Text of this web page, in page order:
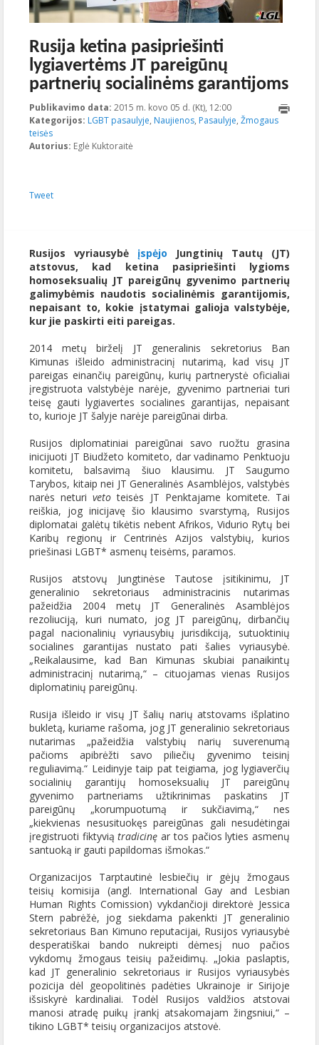
Rusija ketina pasipriešinti
lygiavertėms JT pareigūnų
partnerių socialinėms garantijoms
Publikavimo data: 2015 m. kovo 05 d. (Kt), 12:00
16T21:16:35+00:00
Kategorijos: LGBT pasaulyje, Naujienos, Pasaulyje, Žmogaus
teisės
Autorius: Eglė Kuktoraitė
Tweet
Rusijos vyriausybė įspėjo Jungtinių Tautų (JT)
atstovus, kad ketina pasipriešinti lygioms
homoseksualių JT pareigūnų gyvenimo partnerių
galimybėmis naudotis socialinėmis garantijomis,
nepaisant to, kokie įstatymai galioja valstybėje,
kur jie paskirti eiti pareigas.
2014 metų birželį JT generalinis sekretorius Ban
Kimunas išleido administracinį nutarimą, kad visų JT
pareigas einančių pareigūnų, kurių partnerystė oficialiai
įregistruota valstybėje narėje, gyvenimo partneriai turi
teisę gauti lygiavertes socialines garantijas, nepaisant
to, kurioje JT šalyje narėje pareigūnai dirba.
Rusijos diplomatiniai pareigūnai savo ruožtu grasina
inicijuoti JT Biudžeto komiteto, dar vadinamo Penktuoju
komitetu, balsavimą šiuo klausimu. JT Saugumo
Tarybos, kitaip nei JT Generalinės Asamblėjos, valstybės
narės neturivetoteisės JT Penktajame komitete. Tai
reiškia, jog inicijavę šio klausimo svarstymą, Rusijos
diplomatai galėtų tikėtis nebent Afrikos, Vidurio Rytų bei
Karibų regionų ir Centrinės Azijos valstybių, kurios
priešinasi LGBT* asmenų teisėms, paramos.
Rusijos atstovų Jungtinėse Tautose įsitikinimu, JT
generalinio sekretoriaus administracinis nutarimas
pažeidžia 2004 metų JT Generalinės Asamblėjos
rezoliuciją, kuri numato, jog JT pareigūnų, dirbančių
pagal nacionalinių vyriausybių jurisdikciją, sutuoktinių
socialines garantijas nustato pati šalies vyriausybė.
„Reikalausime, kad Ban Kimunas skubiai panaikintų
administracinį nutarimą,“ – cituojamas vienas Rusijos
diplomatinių pareigūnų.
Rusija išleido ir visų JT šalių narių atstovams išplatino
bukletą, kuriame rašoma, jog JT generalinio sekretoriaus
nutarimas „pažeidžia valstybių narių suverenumą
pačioms apibrėžti savo piliečių gyvenimo teisinį
reguliavimą.“ Leidinyje taip pat teigiama, jog lygiaverčių
socialinių garantijų homoseksualių JT pareigūnų
gyvenimo partneriams užtikrinimas paskatins JT
pareigūnų „korumpuotumą ir sukčiavimą,“ nes
„kiekvienas nesusituokęs pareigūnas gali nesudėtingai
įregistruoti fiktyviątradicinęar tos pačios lyties asmenų
santuoką ir gauti papildomas išmokas.“
Organizacijos Tarptautinė lesbiečių ir gėjų žmogaus
teisių komisija (angl. International Gay and Lesbian
Human Rights Comission) vykdančioji direktorė Jessica
Stern pabrėžė, jog siekdama pakenkti JT generalinio
sekretoriaus Ban Kimuno reputacijai, Rusijos vyriausybė
desperatiškai bando nukreipti dėmesį nuo pačios
vykdomų žmogaus teisių pažeidimų. „Jokia paslaptis,
kad JT generalinio sekretoriaus ir Rusijos vyriausybės
pozicija dėl geopolitinės padėties Ukrainoje ir Sirijoje
išsiskyrė kardinaliai. Todėl Rusijos valdžios atstovai
manosi atradę puikų įrankį atsakomajam žingsniui,“ –
tikino LGBT* teisių organizacijos atstovė.